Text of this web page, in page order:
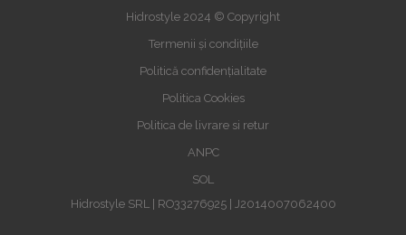
Hidrostyle 2024 © Copyright
Termenii și condițiile
Politică confidențialitate
Politica Cookies
Politica de livrare si retur
ANPC
SOL
Hidrostyle SRL | RO33276925 | J2014007062400